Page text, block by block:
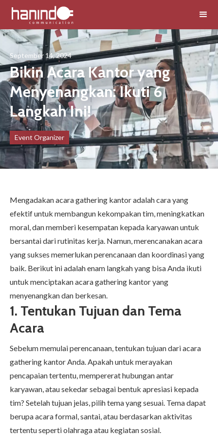
September 14, 2024
Bikin Acara Kantor yang
Menyenangkan: Ikuti 6
Langkah Ini!
Event Organizer
Mengadakan acara gathering kantor adalah cara yang
efektif untuk membangun kekompakan tim, meningkatkan
moral, dan memberi kesempatan kepada karyawan untuk
bersantai dari rutinitas kerja. Namun, merencanakan acara
yang sukses memerlukan perencanaan dan koordinasi yang
baik. Berikut ini adalah enam langkah yang bisa Anda ikuti
untuk menciptakan acara gathering kantor yang
menyenangkan dan berkesan.
1. Tentukan Tujuan dan Tema
Acara
Sebelum memulai perencanaan, tentukan tujuan dari acara
gathering kantor Anda. Apakah untuk merayakan
pencapaian tertentu, mempererat hubungan antar
karyawan, atau sekedar sebagai bentuk apresiasi kepada
tim? Setelah tujuan jelas, pilih tema yang sesuai. Tema dapat
berupa acara formal, santai, atau berdasarkan aktivitas
tertentu seperti olahraga atau kegiatan sosial.